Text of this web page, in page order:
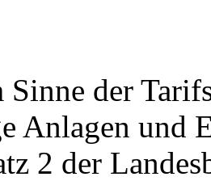
der
Anlagen und
2 der